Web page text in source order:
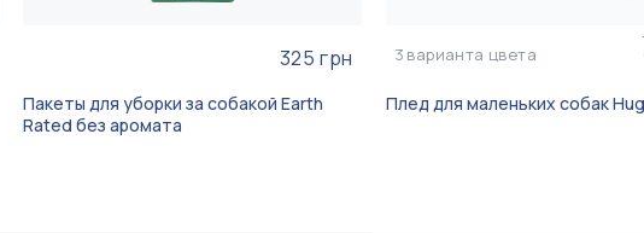
325 грн
Пакеты для уборки за собакой Earth
Rated без аромата
3 варианта цвета
Плед для маленьких собак